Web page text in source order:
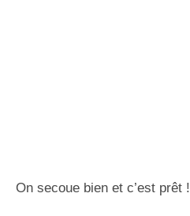
On secoue bien et c’est prêt !